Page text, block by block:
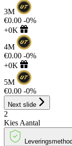
3M
€0.00 -0%
+0K
4M
€0.00 -0%
+0K
5M
€0.00 -0%
Next slide
2
Kies Aantal